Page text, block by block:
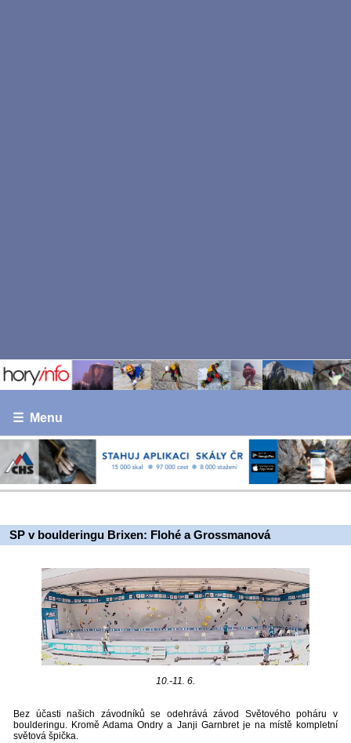
☰ Menu
SP v boulderingu Brixen: Flohé a Grossmanová
10.-11. 6.
Bez účasti našich závodníků se odehrává závod Světového poháru v
boulderingu. Kromě Adama Ondry a Janji Garnbret je na místě kompletní
světová špička.